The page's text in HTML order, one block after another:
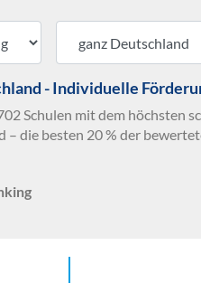
- Individuelle
Schulen mit dem höchsten
– die besten 20 % der